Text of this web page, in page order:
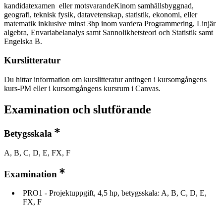
kandidatexamen eller motsvarandeKinom samhällsbyggnad,
geografi, teknisk fysik, datavetenskap, statistik, ekonomi, eller
matematik inklusive minst 3hp inom vardera Programmering, Linjär
algebra, Envariabelanalys samt Sannolikhetsteori och Statistik samt
Engelska B.
Kurslitteratur
Du hittar information om kurslitteratur antingen i kursomgångens
kurs-PM eller i kursomgångens kursrum i Canvas.
Examination och slutförande
Betygsskala
A, B, C, D, E, FX, F
Examination
PRO1 - Projektuppgift, 4,5 hp, betygsskala: A, B, C, D, E,
FX, F